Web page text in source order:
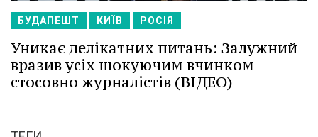
БУДАПЕШТ КИЇВ РОСІЯ
Уникає делікатних питань: Залужний
вразив усіх шокуючим вчинком
стосовно журналістів (ВІДЕО)